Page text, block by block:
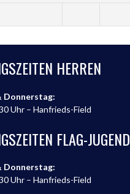
HERREN
Donnerstag:
Uhr – Hanfrieds-Field
FLAG-JUGEND
Donnerstag:
Uhr – Hanfrieds-Field